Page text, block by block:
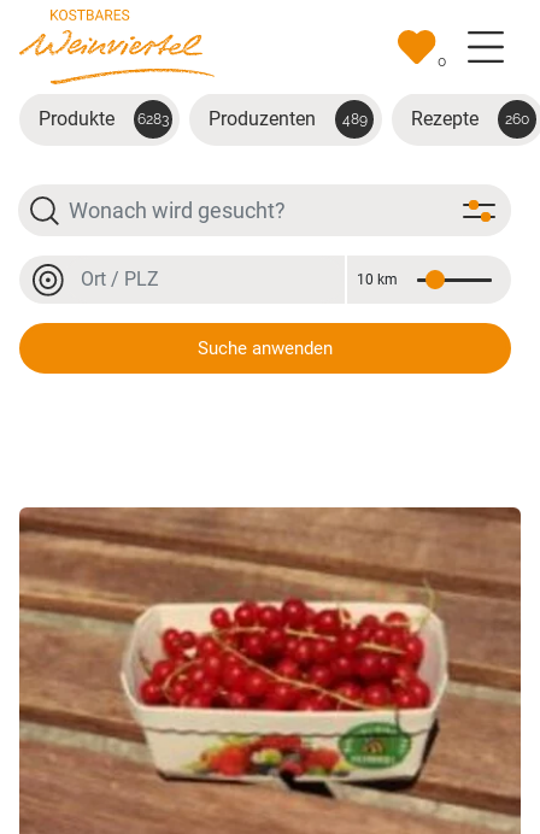
Zum Hauptinhalt springen
0
Produkte 6283 Produzenten 489 Rezepte 260
Suche
Ort oder PLZ
Entfernung
10 km
Suche anwenden
Bio Ribisel